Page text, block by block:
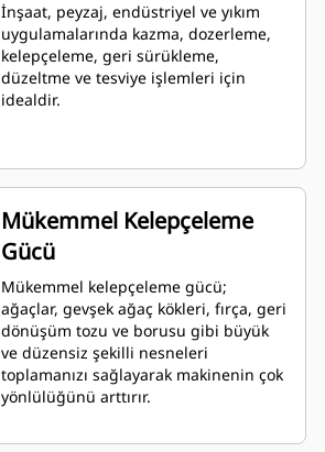
İnşaat, peyzaj, endüstriyel ve yıkım
uygulamalarında kazma, dozerleme,
kelepçeleme, geri sürükleme,
düzeltme ve tesviye işlemleri için
idealdir.
Mükemmel Kelepçeleme
Gücü
Mükemmel kelepçeleme gücü;
ağaçlar, gevşek ağaç kökleri, fırça, geri
dönüşüm tozu ve borusu gibi büyük
ve düzensiz şekilli nesneleri
toplamanızı sağlayarak makinenin çok
yönlülüğünü arttırır.